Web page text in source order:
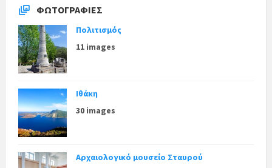
ΦΩΤΟΓΡΑΦΊΕΣ
Πολιτισμός
11 images
Ιθάκη
30 images
Αρχαιολογικό μουσείο Σταυρού